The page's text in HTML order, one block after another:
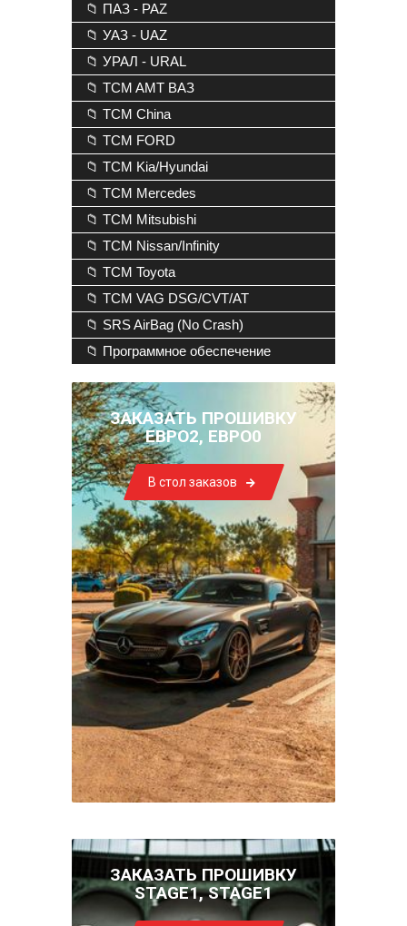
📁 ПАЗ - PAZ
📁 УАЗ - UAZ
📁 УРАЛ - URAL
📁 TCM AMT ВАЗ
📁 TCM China
📁 TCM FORD
📁 TCM Kia/Hyundai
📁 TCM Mercedes
📁 TCM Mitsubishi
📁 TCM Nissan/Infinity
📁 TCM Toyota
📁 TCM VAG DSG/CVT/AT
📁 SRS AirBag (No Crash)
📁 Программное обеспечение
ЗАКАЗАТЬ ПРОШИВКУ
ЕВРО2, ЕВРО0
В стол заказов
ЗАКАЗАТЬ ПРОШИВКУ
STAGE1, STAGE1